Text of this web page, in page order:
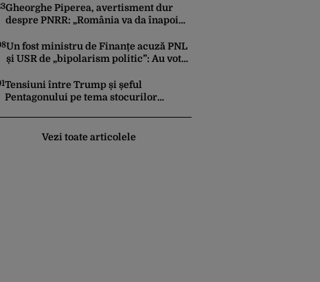
operație cu propriile corpuri
Gheorghe Piperea, avertisment dur
despre PNRR: „România va da înapoi
chiar dacă a închis centralele pe
cărbune”
Un fost ministru de Finanțe acuză PNL
și USR de „bipolarism politic”: Au votat
Tensiuni între Trump și șeful
Pentagonului pe tema stocurilor
Vezi toate articolele